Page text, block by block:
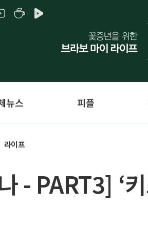
뉴스 피플
라이프
- PART3] ‘